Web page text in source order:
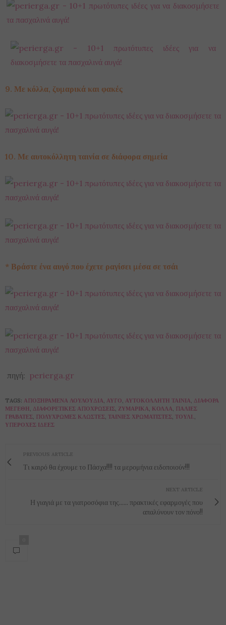
9. Με κόλλα, ζυμαρικά και φακές
10. Με αυτοκόλλητη ταινία σε διάφορα σημεία
* Βράστε ένα αυγό που έχετε ραγίσει μέσα σε τσάι
πηγή: perierga.gr
TAGS: ΑΠΟΞΗΡΑΜΈΝΑ ΛΟΥΛΟΎΔΙΑ, ΑΥΓΌ, ΑΥΤΟΚΌΛΛΗΤΗ ΤΑΙΝΊΑ, ΔΙΆΦΟΡΑ
ΜΕΓΈΘΗ, ΔΙΑΦΟΡΕΤΙΚΈΣ ΑΠΟΧΡΏΣΕΙΣ, ΖΥΜΑΡΙΚΆ, ΚΌΛΛΑ, ΠΑΛΙΈΣ
ΓΡΑΒΆΤΕΣ, ΠΟΛΎΧΡΩΜΕΣ ΚΛΩΣΤΈΣ, ΤΑΙΝΊΕΣ ΧΡΩΜΑΤΙΣΤΈΣ, ΤΟΎΛΙ.,
ΥΠΈΡΟΧΕΣ ΙΔΈΕΣ
PREVIOUS ARTICLE
Τι καιρό θα έχουμε το Πάσχα!!!! τα μερομήνια ειδοποιούν!!!
NEXT ARTICLE
Η γιαγιά με τα γιατροσόφια της...... πρακτικές εφαρμογές που
απαλύνουν τον πόνο!!